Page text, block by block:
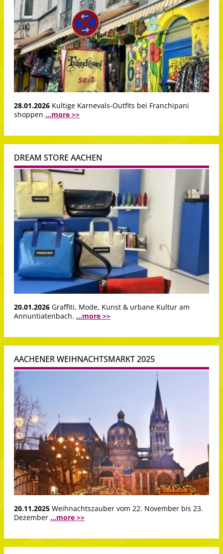
28.01.2026 Kultige Karnevals-Outfits bei Franchipani
shoppen ...more >>
DREAM STORE AACHEN
20.01.2026 Graffiti, Mode, Kunst & urbane Kultur am
Annuntiatenbach. ...more >>
AACHENER WEIHNACHTSMARKT 2025
20.11.2025 Weihnachtszauber vom 22. November bis 23.
Dezember ...more >>